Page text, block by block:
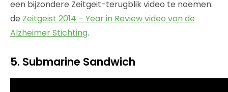
een bijzondere Zeitgeit-terugblik video te noemen:
de Zeitgeist 2014 – Year in Review video van de
Alzheimer Stichting.
5. Submarine Sandwich